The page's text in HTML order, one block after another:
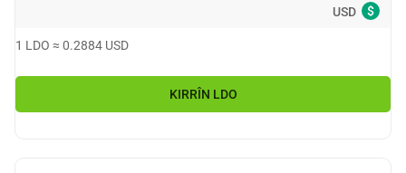
USD $
1 LDO ≈ 0.2884 USD
KIRRÎN LDO